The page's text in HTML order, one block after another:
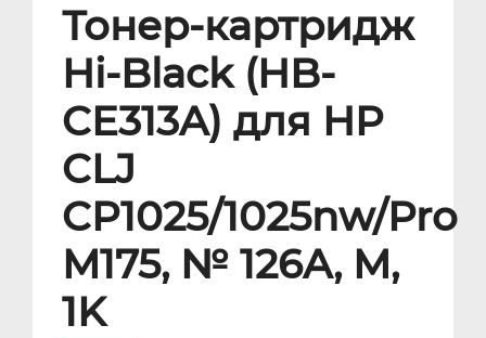
Тонер-картридж
Hi-Black (HB-
CE313A) для HP
CLJ
CP1025/1025nw/Pro
M175, № 126A, M,
1K